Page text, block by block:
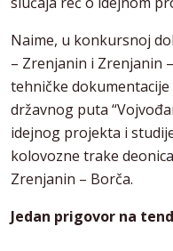
Naime, u konkursnoj
– Zrenjanin i Zrenjanin
tehničke
državnog puta
idejnog projekta i
kolovozne trake
Zrenjanin – Borča.
Jedan prigovor na